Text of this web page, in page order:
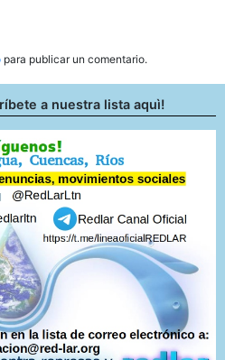
para publicar un comentario.
a nuestra lista aquì!